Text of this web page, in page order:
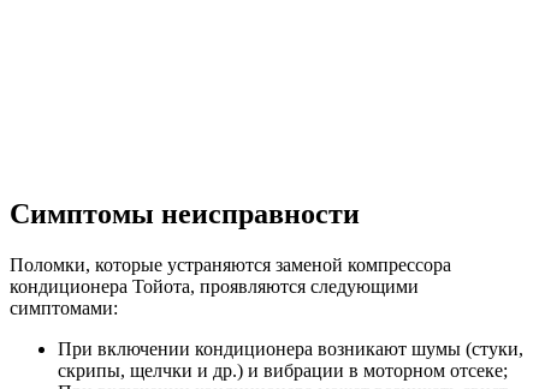
Симптомы неисправности
Поломки, которые устраняются заменой компрессора
кондиционера Тойота, проявляются следующими
симптомами:
При включении кондиционера возникают шумы (стуки,
скрипы, щелчки и др.) и вибрации в моторном отсеке;